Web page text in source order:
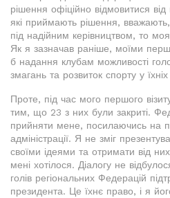
рішення офіційно відмовитися
які приймають рішення,
під надійним керівництвом, то
Як я зазначав раніше, моїми
б надання клубам можливості
змагань та розвиток спорту у їхніх
Проте, під час мого першого
тим, що 23 з них були закриті.
прийняти мене, посилаючись на
адміністрації. Я не зміг
своїми ідеями та отримати від
мені хотілося. Діалогу не
голів регіональних Федерацій
президента. Це їхнє право, і я